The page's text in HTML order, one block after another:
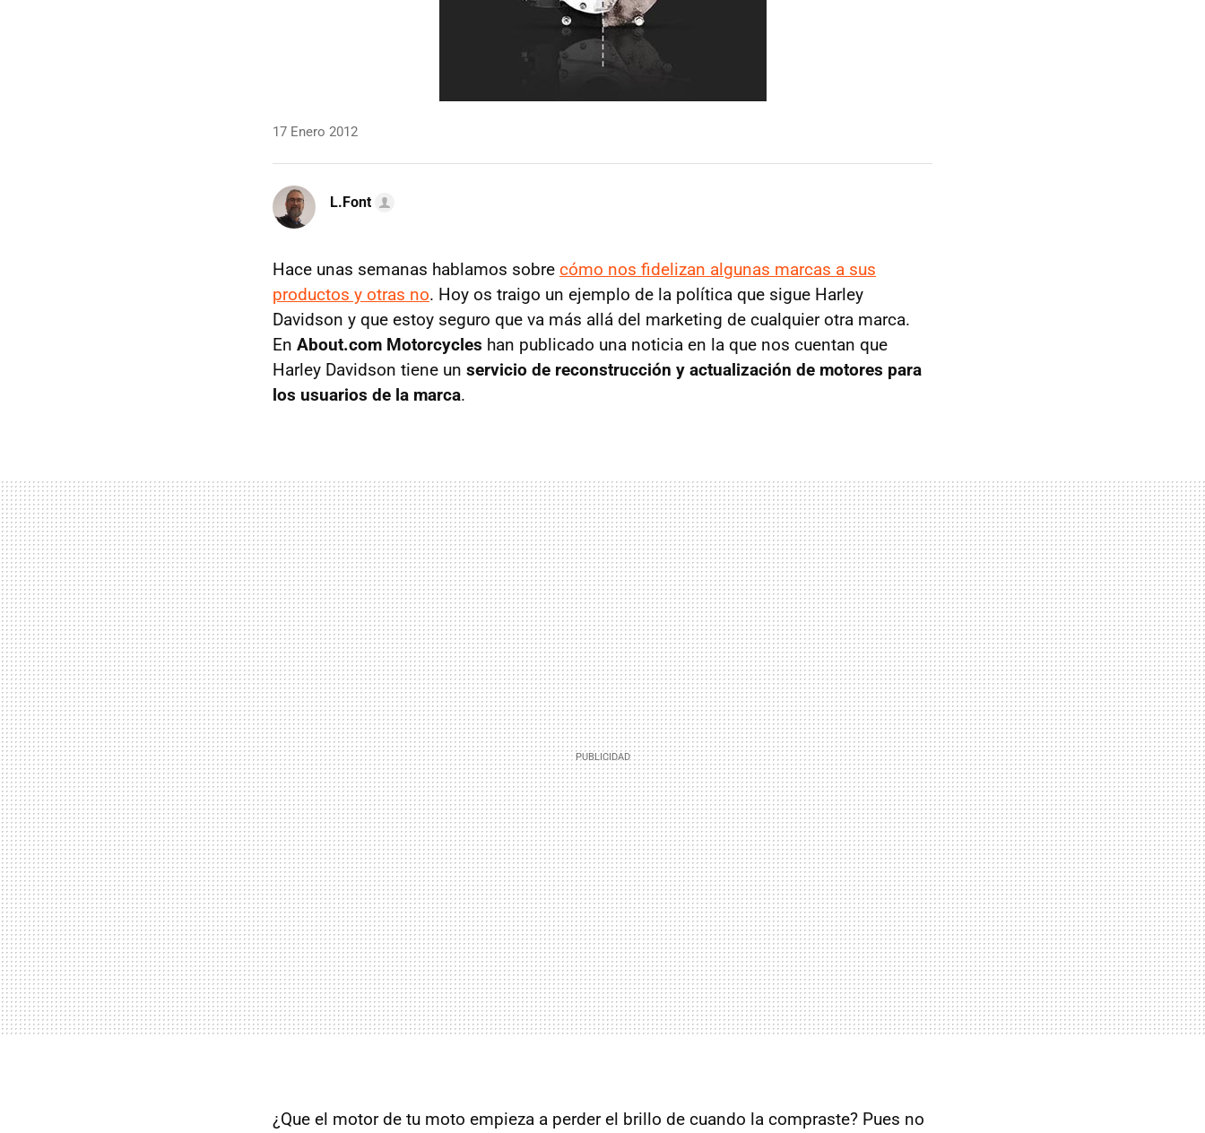
17 Enero 2012
L.Font
Hace unas semanas hablamos sobre cómo nos fidelizan algunas marcas a sus
productos y otras no. Hoy os traigo un ejemplo de la política que sigue Harley
Davidson y que estoy seguro que va más allá del marketing de cualquier otra marca.
En About.com Motorcycles han publicado una noticia en la que nos cuentan que
Harley Davidson tiene un servicio de reconstrucción y actualización de motores para
los usuarios de la marca.
¿Que el motor de tu moto empieza a perder el brillo de cuando la compraste? Pues no